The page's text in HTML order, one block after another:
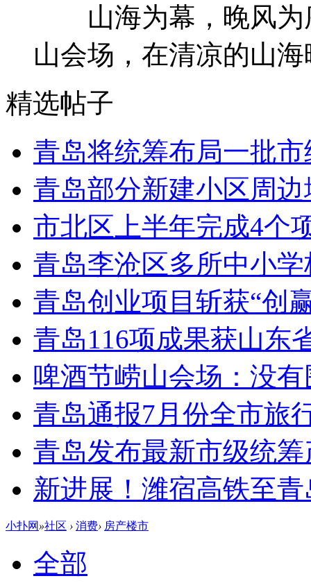
山海为幕，晚风为
山会场，在清凉的山
精选帖子
青岛将统筹布局一批市
青岛部分新建小区周
市北区上半年完成4个
青岛李沧区多所中小
青岛创业项目斩获“创
青岛116项成果获山东
啤酒节崂山会场：没有
青岛通报7月份全市旅
青岛发布最新市级统
新进展！潍宿高铁至
小扑网 »社区 › 消费› 房产楼市
全部